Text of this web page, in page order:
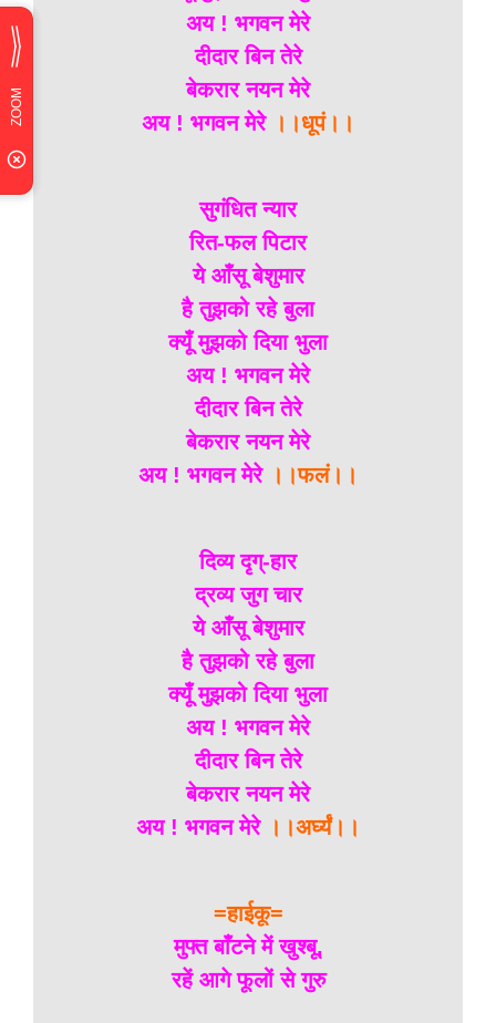
अय ! भगवन मेरे
दीदार बिन तेरे
बेकरार नयन मेरे
अय ! भगवन मेरे ।।धूपं।।
सुगंधित न्यार
रित-फल पिटार
ये आँसू बेशुमार
है तुझको रहे बुला
क्यूँ मुझको दिया भुला
अय ! भगवन मेरे
दीदार बिन तेरे
बेकरार नयन मेरे
अय ! भगवन मेरे ।।फलं।।
दिव्य दृग्-हार
द्रव्य जुग चार
ये आँसू बेशुमार
है तुझको रहे बुला
क्यूँ मुझको दिया भुला
अय ! भगवन मेरे
दीदार बिन तेरे
बेकरार नयन मेरे
अय ! भगवन मेरे।।अर्घ्यं।।
=हाईकू=
मुफ्त बाँटने में खुश्बू,
रहें आगे फूलों से गुरु